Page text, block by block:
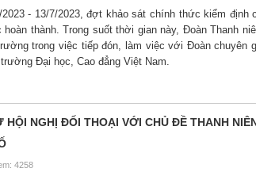
- 13/7/2023, đợt khảo sát chính thức kiểm
thành. Trong suốt thời gian này, Đoàn Thanh
trong việc tiếp đón, làm việc với Đoàn chuyên
Đại học, Cao đẳng Việt Nam.
NGHỊ ĐỐI THOẠI VỚI CHỦ ĐỀ THANH
4258